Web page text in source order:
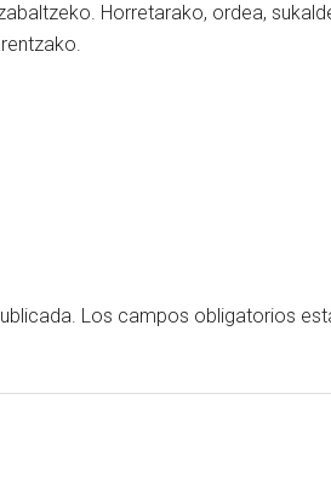
Horretarako, ordea,
Los campos obligatorios